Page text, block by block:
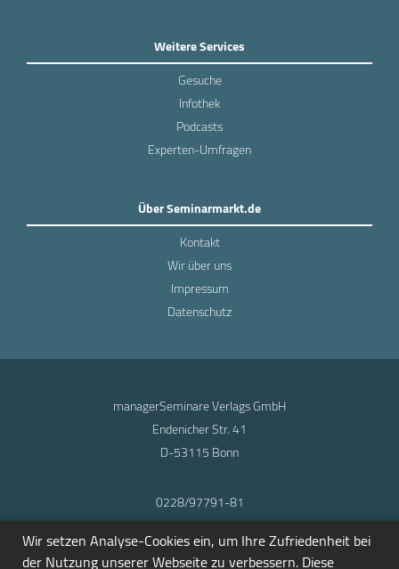
Weitere Services
Gesuche
Infothek
Podcasts
Experten-Umfragen
Über Seminarmarkt.de
Kontakt
Wir über uns
Impressum
Datenschutz
managerSeminare Verlags GmbH
Endenicher Str. 41
D-53115 Bonn
0228/97791-81
info@seminarmarkt.de
© 2001-2026
Wir setzen Analyse-Cookies ein, um Ihre Zufriedenheit bei
der Nutzung unserer Webseite zu verbessern. Diese